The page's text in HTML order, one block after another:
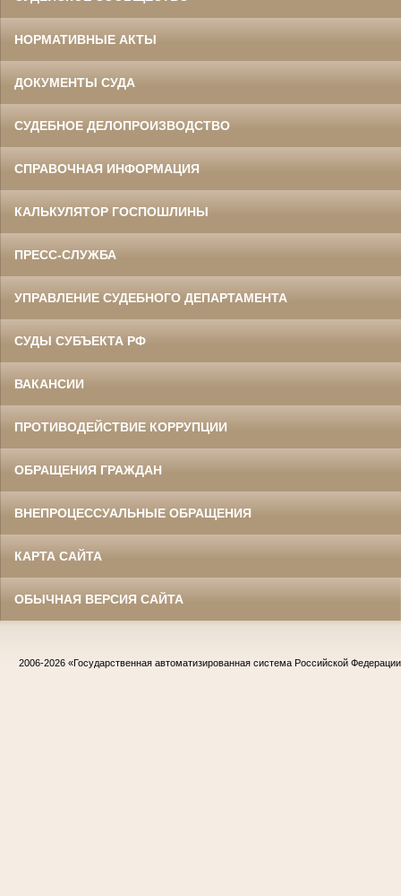
НОРМАТИВНЫЕ АКТЫ
ДОКУМЕНТЫ СУДА
СУДЕБНОЕ ДЕЛОПРОИЗВОДСТВО
СПРАВОЧНАЯ ИНФОРМАЦИЯ
КАЛЬКУЛЯТОР ГОСПОШЛИНЫ
ПРЕСС-СЛУЖБА
УПРАВЛЕНИЕ СУДЕБНОГО ДЕПАРТАМЕНТА
СУДЫ СУБЪЕКТА РФ
ВАКАНСИИ
ПРОТИВОДЕЙСТВИЕ КОРРУПЦИИ
ОБРАЩЕНИЯ ГРАЖДАН
ВНЕПРОЦЕССУАЛЬНЫЕ ОБРАЩЕНИЯ
КАРТА САЙТА
ОБЫЧНАЯ ВЕРСИЯ САЙТА
2006-2026 «Государственная автоматизированная система Российской